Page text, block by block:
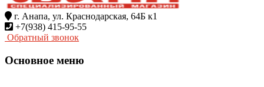
г. Анапа, ул. Краснодарская, 64Б к1
+7(938) 415-95-55
Обратный звонок
Основное меню